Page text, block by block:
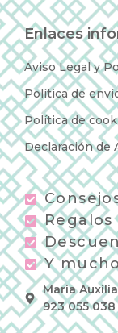
Enlaces
Aviso Legal y
Política de
Política de
Declaración de
Regalos
Y
Maria
923 055 038